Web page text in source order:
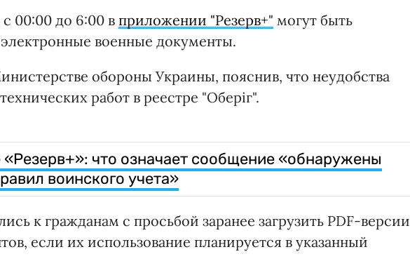
с 00:00 до 6:00 в приложении "Резерв+" могут быть
военные документы.
обороны Украины, пояснив, что неудобства
работ в реестре "Оберіг".
что означает сообщение «обнаружены
воинского учета»
к гражданам с просьбой заранее загрузить PDF-версии
если их использование планируется в указанный